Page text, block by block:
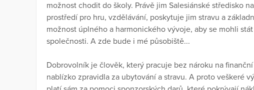
možnost chodit do školy. Právě jim Salesiánské středisko
prostředí pro hru, vzdělávání, poskytuje jim stravu a
možnost úplného a harmonického vývoje, aby se mohli
společnosti. A zde bude i mé působiště...
Dobrovolník je člověk, který pracuje bez nároku na
nablízko zpravidla za ubytování a stravu. A proto veškeré